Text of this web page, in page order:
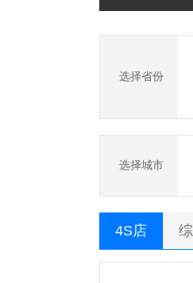
选择省份
选择城市
4S店